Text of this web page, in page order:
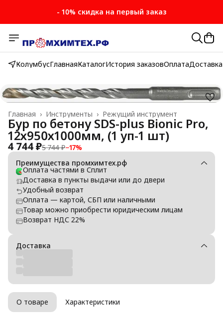
- 10% скидка на первый заказ
КолумбусГлавнаяКаталогИстория заказовОплатаДоставка
Режущий инструмент
Инструменты ›
Главная ›
Бур по бетону SDS-plus Bionic Pro,
12х950х1000мм, (1 уп-1 шт)
4 744 ₽5 744 ₽−17%
Преимущества промхимтех.рф
Оплата частями в Сплит
Доставка в пункты выдачи или до двери
Удобный возврат
Оплата — картой, СБП или наличными
Товар можно приобрести юридическим лицам
Возврат НДС 22%
Доставка
О товаре Характеристики